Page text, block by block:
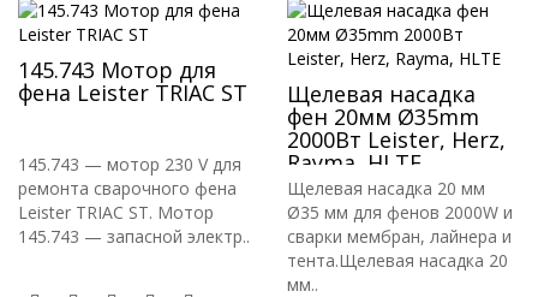
145.743 Мотор для
фена Leister TRIAC ST
145.743 — мотор 230 V для
ремонта сварочного фена
Leister TRIAC ST. Мотор
145.743 — запасной электр..
Щелевая насадка
фен 20мм Ø35mm
2000Вт Leister, Herz,
Rayma, HLTE
Щелевая насадка 20 мм
Ø35 мм для фенов 2000W и
сварки мембран, лайнера и
тента.Щелевая насадка 20
мм..